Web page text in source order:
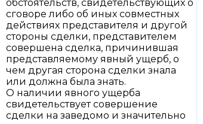
обстоятельств, свидетельствующих о
сговоре либо об иных совместных
действиях представителя и другой
стороны сделки, представителем
совершена сделка, причинившая
представляемому явный ущерб, о
чем другая сторона сделки знала
или должна была знать.
О наличии явного ущерба
свидетельствует совершение
сделки на заведомо и значительно